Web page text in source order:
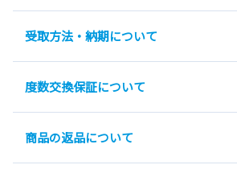
受取方法・納期について
度数交換保証について
商品の返品について